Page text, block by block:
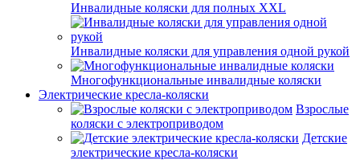
Инвалидные коляски для полных XXL
Инвалидные коляски для управления одной рукой
Многофункциональные инвалидные коляски
Электрические кресла-коляски
Взрослые
коляски с электроприводом
Детские
электрические кресла-коляски